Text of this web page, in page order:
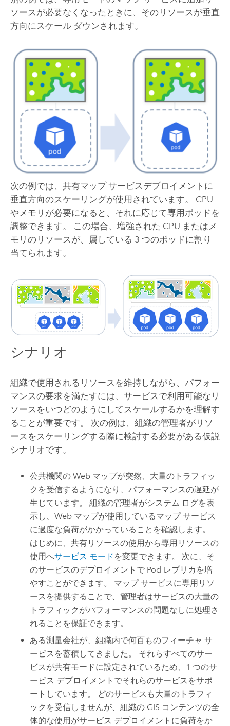
ソースが必要なくなったときに、そのリソースが垂直
方向にスケール ダウンされます。
次の例では、共有マップ サービスデプロイメントに
垂直方向のスケーリングが使用されています。 CPU
やメモリが必要になると、それに応じて専用ポッドを
調整できます。 この場合、増強された CPU またはメ
モリのリソースが、属している 3 つのポッドに割り
当てられます。
シナリオ
組織で使用されるリソースを維持しながら、パフォー
マンスの要求を満たすには、サービスで利用可能なリ
ソースをいつどのようにしてスケールするかを理解す
ることが重要です。 次の例は、組織の管理者がリソ
ースをスケーリングする際に検討する必要がある仮説
シナリオです。
公共機関の Web マップが突然、大量のトラフィッ
クを受信するようになり、パフォーマンスの遅延が
生じています。 組織の管理者がシステム ログを表
示し、Web マップが使用しているマップ サービス
に過度な負荷がかかっていることを確認します。
はじめに、共有リソースの使用から専用リソースの
使用へサービス モード を変更できます。 次に、そ
のサービスのデプロイメントで Pod レプリカを増
やすことができます。 マップ サービスに専用リソ
ースを提供することで、管理者はサービスの大量の
トラフィックがパフォーマンスの問題なしに処理さ
れることを保証できます。
ある測量会社が、組織内で何百ものフィーチャ サ
ービスを蓄積してきました。 それらすべてのサー
ビスが共有モードに設定されているため、1 つのサ
ービス デプロイメントでそれらのサービスをサポ
ートしています。 どのサービスも大量のトラフィ
ックを受信しませんが、組織の GIS コンテンツの全
体的な使用がサービス デプロイメントに負荷をか